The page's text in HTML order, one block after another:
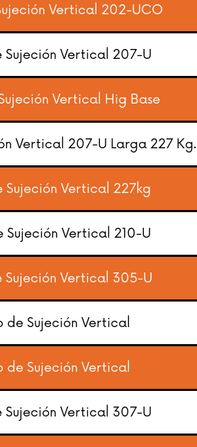
Vertical 202-UCO
Sujeción Vertical 207-U
Vertical Hig Base
Vertical 207-U Larga 227 Kg.
Sujeción Vertical 227kg
Sujeción Vertical 210-U
Sujeción Vertical 305-U
de Sujeción Vertical
de Sujeción Vertical
Sujeción Vertical 307-U